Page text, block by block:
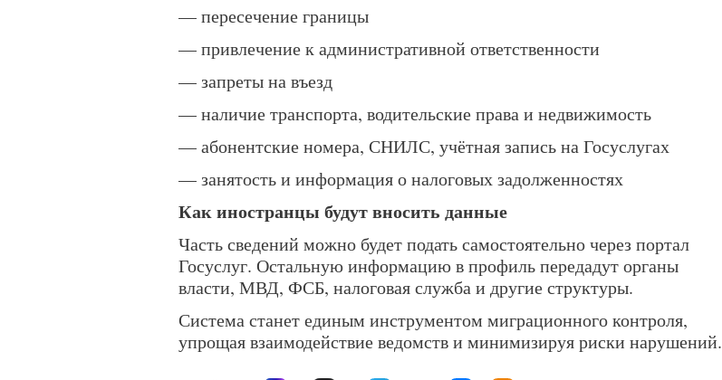
— пересечение границы
— привлечение к административной ответственности
— запреты на въезд
— наличие транспорта, водительские права и недвижимость
— абонентские номера, СНИЛС, учётная запись на Госуслугах
— занятость и информация о налоговых задолженностях
Как иностранцы будут вносить данные
Часть сведений можно будет подать самостоятельно через портал
Госуслуг. Остальную информацию в профиль передадут органы
власти, МВД, ФСБ, налоговая служба и другие структуры.
Система станет единым инструментом миграционного контроля,
упрощая взаимодействие ведомств и минимизируя риски нарушений.